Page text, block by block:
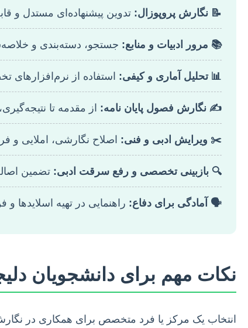
📝 نگارش پروپوزال: تدوین پیشنهاده‌ای مستدل و
📚 مرور ادبیات و منابع: جستجو، دسته‌بندی و
📊 تحلیل آماری و کیفی: استفاده از نرم‌افزارهای
✍️ نگارش فصول پایان نامه: از مقدمه تا
✂️ ویرایش ادبی و فنی: اصلاح نگارشی، املایی و
🔍 بازبینی تخصصی و رفع سرقت ادبی: تضمین
🗣️ آمادگی برای دفاع: راهنمایی در تهیه اسلایدها و
نکات مهم برای دانشجویان
انتخاب یک مرکز یا فرد متخصص برای همکاری در